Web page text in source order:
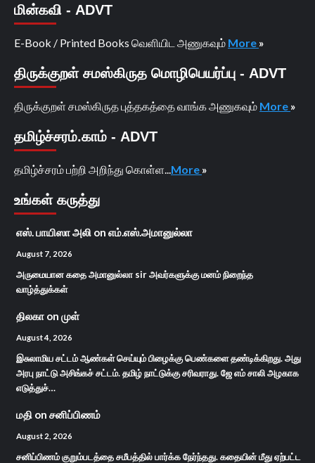
மின்கவி - ADVT
E-Book / Printed Books வெளியிட அணுகவும் More »
திருக்குறள் சமஸ்கிருத மொழிபெயர்ப்பு - ADVT
திருக்குறள் சமஸ்கிருத புத்தகத்தை வாங்க அணுகவும் More »
தமிழ்ச்சரம்.காம் - ADVT
தமிழ்ச்சரம் பற்றி அறிந்து கொள்ள... More »
உங்கள் கருத்து
எஸ். பாயிஸா அலி on எம்.எஸ்.அமானுல்லா
August 7, 2026
அருமையான கதை அமானுல்லா sir அவர்களுக்கு மனம் நிறைந்த
வாழ்த்துக்கள்
திலகா on முள்
August 4, 2026
இசுலாமிய சட்டம் ஆண்கள் செய்யும் பிழைக்கு பெண்களை தண்டிக்கிறது. அது
அரபு நாட்டு அசிங்கச் சட்டம். தமிழ் நாட்டுக்கு சரிவராது. ஜே எம் சாலி அழகாக
எடுத்துச்…
மதி on சனிப்பிணம்
August 2, 2026
சனிப்பிணம் குறும்படத்தை சமீபத்தில் பார்க்க நேர்ந்தது. கதையின் மீது ஏற்பட்ட